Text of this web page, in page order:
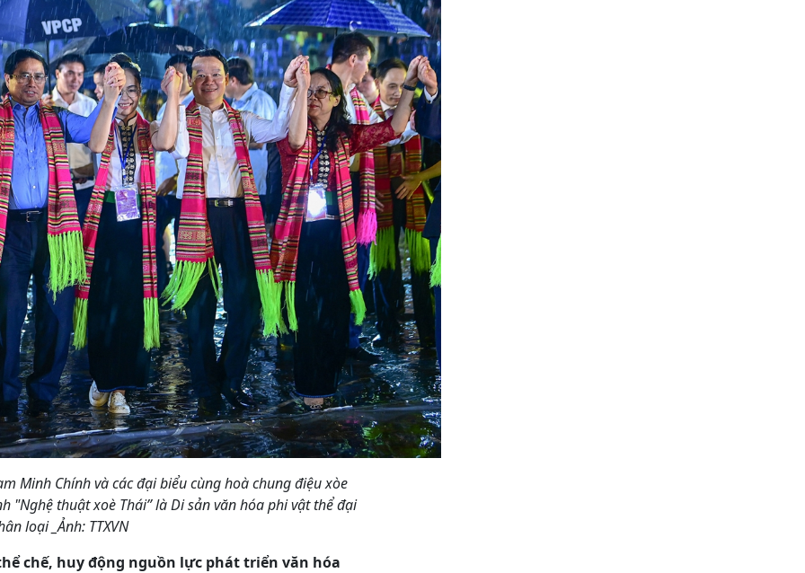
Minh Chính và các đại biểu cùng hoà chung điệu xòe
"Nghệ thuật xoè Thái” là Di sản văn hóa phi vật thể đại
loại _Ảnh: TTXVN
chế, huy động nguồn lực phát triển văn hóa